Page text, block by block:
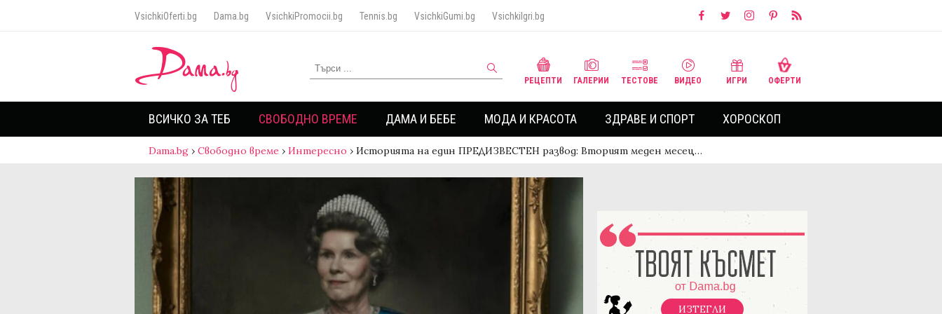
VsichkiOferti.bg Dama.bg VsichkiPromocii.bg Tennis.bg VsichkiGumi.bg VsichkiIgri.bg
РЕЦЕПТИ ГАЛЕРИИ ТЕСТОВЕ ВИДЕО ИГРИ ОФЕРТИ
ВСИЧКО ЗА ТЕБ СВОБОДНО ВРЕМЕ ДАМА И БЕБЕ МОДА И КРАСОТА ЗДРАВЕ И СПОРТ ХОРОСКОП
Dama.bg › Свободно време › Интересно › Историята на един ПРЕДИЗВЕСТЕН развод: Вторият меден месец…
ИЗТЕГЛИ